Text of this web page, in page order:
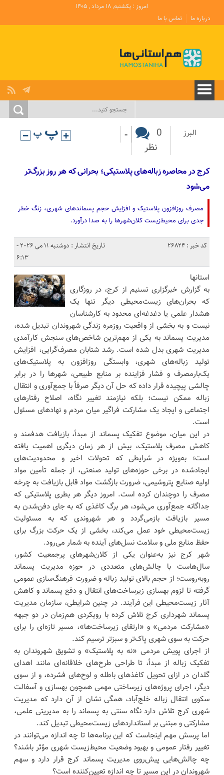
امروز : یکشنبه, ۱۸ مرداد , ۱۴۰۵
درباره ما
تماس با ما
البرز
0
نظر
-
کرج در محاصره زباله‌های پلاستیکی؛ بحرانی که هر روز بزرگ‌تر
می‌شود
مصرف روزافزون پلاستیک‌ و افزایش حجم پسماندهای شهری، زنگ خطر
جدی برای محیط‌زیست کلان‌شهرها را به صدا درآورد.
کد خبر : 26824
تاریخ انتشار : دوشنبه 11 می 2026 -
6:13
استانها
به گزارش خبرگزاری تسنیم از کرج، در روزگاری
که بحران‌های زیست‌محیطی دیگر تنها یک
هشدار علمی یا دغدغه‌ای محدود به کارشناسان
نیست و به بخشی از واقعیت روزمره زندگی شهروندان تبدیل شده،
مدیریت پسماند به یکی از مهم‌ترین شاخص‌های سنجش کارآمدی
مدیریت شهری بدل شده است. رشد شتابان مصرف‌گرایی، افزایش
تولید زباله‌های شهری، وابستگی روزافزون به پلاستیک‌های
یک‌بارمصرف و فشار فزاینده بر منابع طبیعی، شهرها را در برابر
چالشی پیچیده قرار داده که حل آن دیگر صرفاً با جمع‌آوری و انتقال
زباله ممکن نیست؛ بلکه نیازمند تغییر نگاه، اصلاح رفتارهای
اجتماعی و ایجاد یک مشارکت فراگیر میان مردم و نهادهای مسئول
است.
در این میان، موضوع تفکیک پسماند از مبدأ، بازیافت هدفمند و
کاهش مصرف پلاستیک، بیش از هر زمان دیگری اهمیت یافته
است؛ به‌ویژه در شرایطی که تحولات اخیر و محدودیت‌های
ایجادشده در برخی حوزه‌های تولید صنعتی، از جمله تأمین مواد
اولیه صنایع پتروشیمی، ضرورت بازگشت مواد قابل بازیافت به چرخه
مصرف را دوچندان کرده است. امروز دیگر هر بطری پلاستیکی که
جداگانه جمع‌آوری می‌شود، هر برگ کاغذی که به جای دفن‌شدن به
مسیر بازیافت بازمی‌گردد و هر شهروندی که به مسئولیت
زیست‌محیطی خود عمل می‌کند، بخشی از یک حرکت بزرگ برای
حفظ منابع ملی و سلامت نسل‌های آینده به شمار می‌رود.
شهر کرج نیز به‌عنوان یکی از کلان‌شهرهای پرجمعیت کشور،
سال‌هاست با چالش‌های متعددی در حوزه مدیریت پسماند
روبه‌روست؛ از حجم بالای تولید زباله و ضرورت فرهنگ‌سازی عمومی
گرفته تا لزوم بهسازی زیرساخت‌های انتقال و دفع پسماند و کاهش
آثار زیست‌محیطی این فرآیند. در چنین شرایطی، سازمان مدیریت
پسماند شهرداری کرج تلاش کرده با رویکردی هم‌زمان در دو جبهه
«مشارکت مردمی» و «ارتقای زیرساخت‌ها»، مسیر تازه‌ای را برای
حرکت به سوی شهری پاک‌تر و سبزتر ترسیم کند.
از اجرای پویش مردمی «نه به پلاستیک» و تشویق شهروندان به
تفکیک زباله از مبدأ، تا طراحی طرح‌های خلاقانه‌ای مانند اهدای
گلدان در ازای تحویل کاغذهای باطله و لوح‌های فشرده، و از سوی
دیگر، اجرای پروژه‌های زیرساختی مهمی همچون بهسازی و آسفالت
سکوی انتقال زباله خلج‌آباد، همگی نشان از آن دارد که مدیریت
شهری کرج تلاش دارد نگاه سنتی به پسماند را به مدیریتی علمی،
مشارکتی و مبتنی بر استانداردهای زیست‌محیطی تبدیل کند.
اما پرسش مهم اینجاست که این برنامه‌ها تا چه اندازه می‌توانند در
تغییر رفتار عمومی و بهبود وضعیت محیط‌زیست شهری مؤثر باشند؟
چه چالش‌هایی پیش‌روی مدیریت پسماند کرج قرار دارد و سهم
شهروندان در این مسیر تا چه اندازه تعیین‌کننده است؟